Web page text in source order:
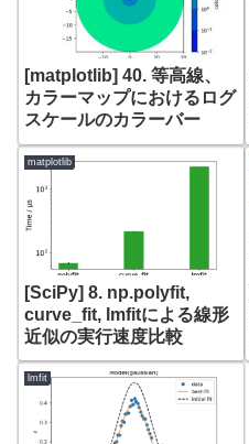
[matplotlib] 40. 等高線、
カラーマップにおけるログ
スケールのカラーバー
matplotlib
[SciPy] 8. np.polyfit,
curve_fit, lmfitによる線形
近似の実行速度比較
lmfit